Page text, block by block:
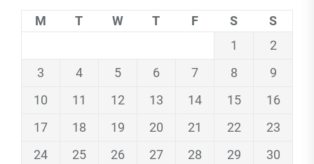
M T W T F S
S
1
2
3
4 5 6 7 8
9
10
11 12 13 14 15
16
17
18 19 20 21 22
23
24
25 26 27 28 29
30